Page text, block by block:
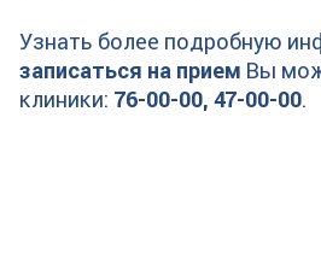
Узнать более подробную
записаться на прием Вы
клиники: 76-00-00, 47-00-00.